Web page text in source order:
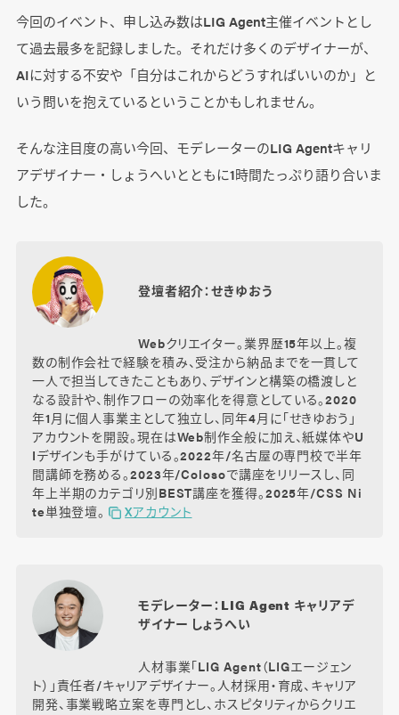
今回のイベント、申し込み数はLIG Agent主催イベントとし
て過去最多を記録しました。それだけ多くのデザイナーが、
AIに対する不安や「自分はこれからどうすればいいのか」と
いう問いを抱えているということかもしれません。
そんな注目度の高い今回、モデレーターのLIG Agentキャリ
アデザイナー・しょうへいとともに1時間たっぷり語り合いま
した。
登壇者紹介：せきゆおう
Webクリエイター。業界歴15年以上。複
数の制作会社で経験を積み、受注から納品までを一貫して
一人で担当してきたこともあり、デザインと構築の橋渡しと
なる設計や、制作フローの効率化を得意としている。2020
年1月に個人事業主として独立し、同年4月に「せきゆおう」
アカウントを開設。現在はWeb制作全般に加え、紙媒体やU
Iデザインも手がけている。2022年/名古屋の専門校で半年
間講師を務める。2023年/Colosoで講座をリリースし、同
年上半期のカテゴリ別BEST講座を獲得。2025年/CSS Ni
te単独登壇。
Xアカウント
モデレーター：LIG Agent キャリアデ
ザイナー しょうへい
人材事業「LIG Agent（LIGエージェン
ト）」責任者/キャリアデザイナー。人材採用・育成、キャリア
開発、事業戦略立案を専門とし、ホスピタリティからクリエ